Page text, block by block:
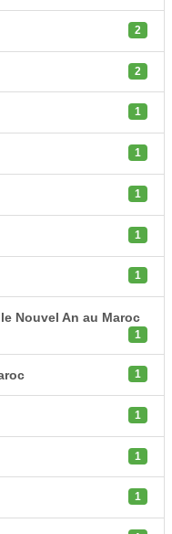
2
2
1
1
1
1
1
Nouvel An au Maroc
1
1
1
1
1